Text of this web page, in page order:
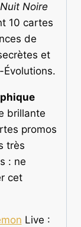
Nuit Noire
10 cartes
de
et
brillante
promos
très
: ne
cet
Live :